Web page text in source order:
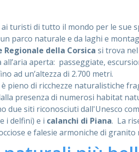
ai turisti di tutto il mondo per le
parco naturale e da laghi e
Regionale della Corsica si trova
aperta: passeggiate,
ad un’altezza di 2.700 metri.
pieno di ricchezze naturalistiche
presenza di numerosi habitat
due siti riconosciuti dall'Unesco
i delfini) e i calanchi di Piana. La
e falesie armoniche di granito